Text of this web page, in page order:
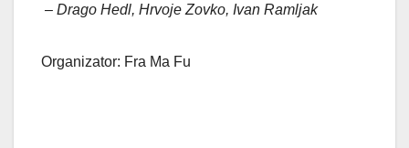
– Drago Hedl, Hrvoje Zovko, Ivan Ramljak
Organizator: Fra Ma Fu